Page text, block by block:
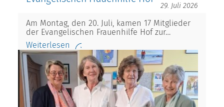
29. Juli 2026
Am Montag, den 20. Juli, kamen 17 Mitglieder
der Evangelischen Frauenhilfe Hof zur…
Weiterlesen